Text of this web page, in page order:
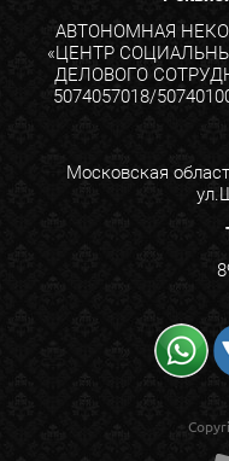
АВТОНОМНАЯ
«ЦЕНТР
ДЕЛОВОГО
5074057018/
Московская